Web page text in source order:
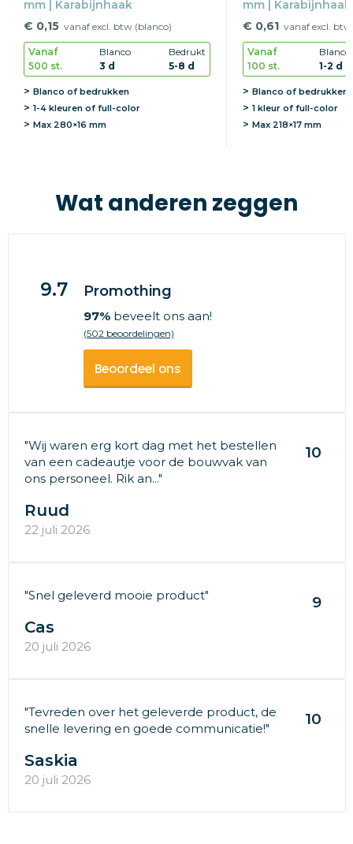
mm | Karabijnhaak
€ 0,15 vanaf excl. btw (blanco)
Vanaf
500 st.
Blanco
3 d
Bedrukt
5-8 d
Blanco of bedrukken
1-4 kleuren of full-color
Max 280×16 mm
mm |
buckle
€ 0,61 vanaf excl.
Vanaf
100 st.
Blanco
1-2 d
Blanco of bedrukken
1 kleur of full-color
Max 218×17 mm
Wat anderen zeggen
9.7 Promothing
97%beveelt ons aan!
(502 beoordelingen)
Beoordeel ons
"Wij waren erg kort dag met het bestellen
van een cadeautje voor de bouwvak van
ons personeel. Rik an..."
10
Ruud
22 juli 2026
"Snel geleverd mooie product" 9
Cas
20 juli 2026
"Tevreden over het geleverde product, de
snelle levering en goede communicatie!"
10
Saskia
20 juli 2026